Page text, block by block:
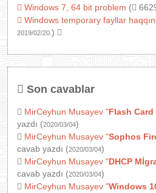
Windows 7, 64 bit problem (
Windows temporary fayllar
2019/02/20. )
Son cavablar
MirCeyhun Musayev "Flash Card
yazdı (2020/03/04)
MirCeyhun Musayev "Sophos
cavab yazdı (2020/03/04)
MirCeyhun Musayev "DHCP
cavab yazdı (2020/03/04)
MirCeyhun Musayev "Windows